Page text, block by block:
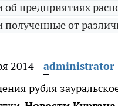
об предприятиях
полученные от
2014
administrator
рубля